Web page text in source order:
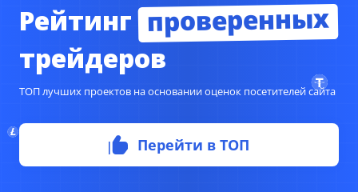
Словарь трейдера
Форекс паттерны
Рейтинг проверенных
трейдеров
ТОП лучших проектов на основании оценок посетителей сайта
Перейти в ТОП